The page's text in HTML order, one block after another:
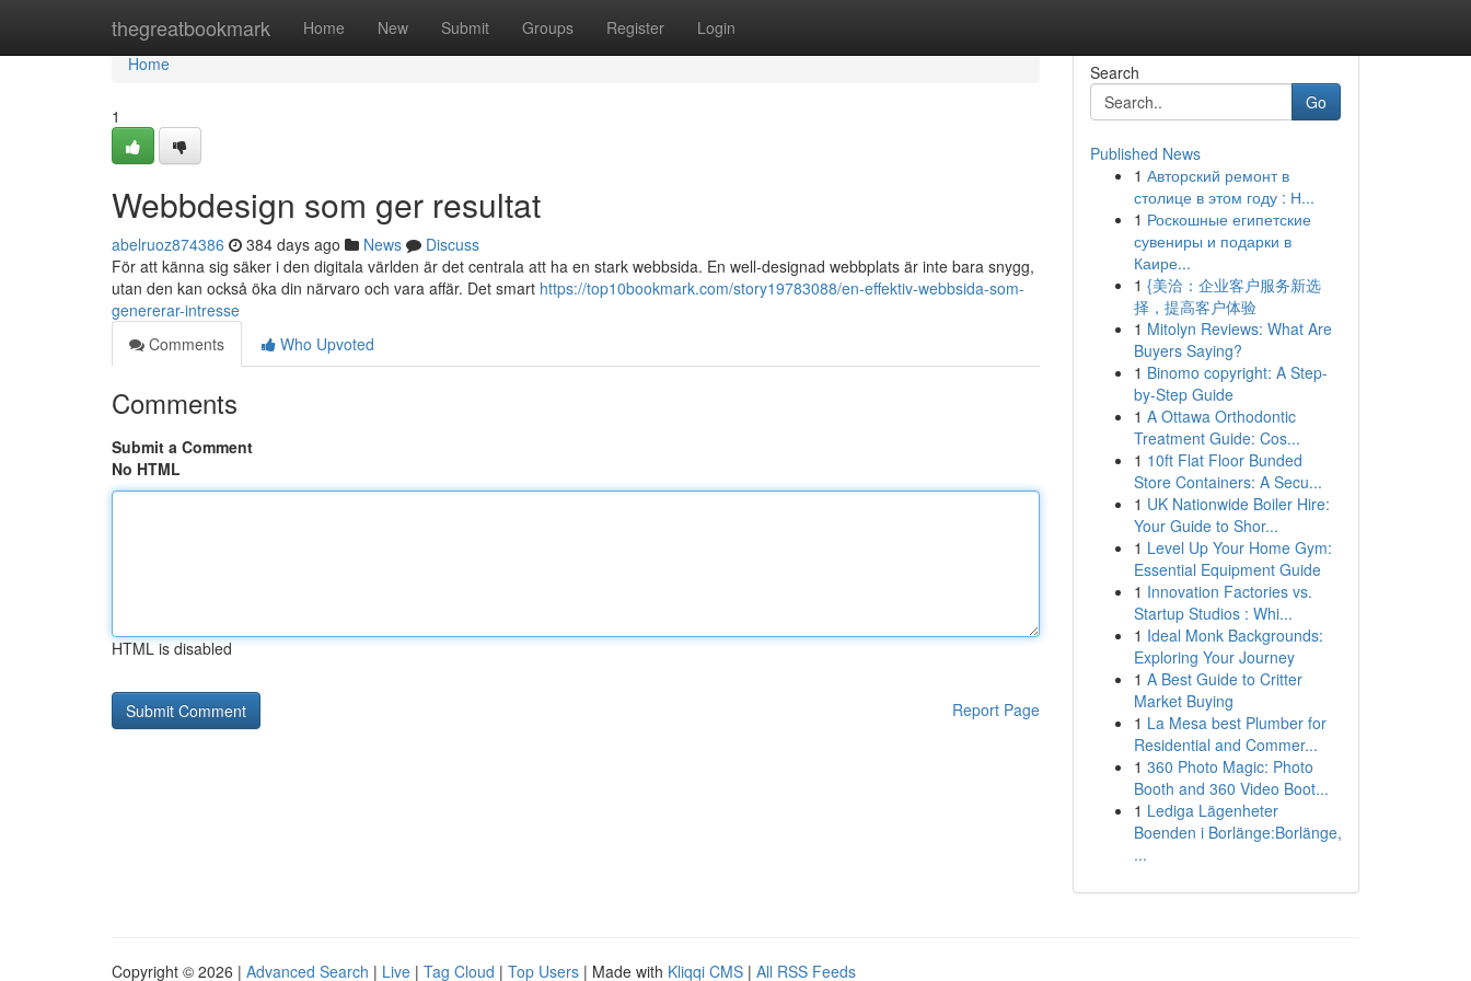
thegreatbookmark Home New Submit Groups Register Login
Home
Home
1
Webbdesign som ger resultat
abelruoz874386 384 days ago News
Discuss
För att känna sig säker i den digitala världen är det centrala att ha en stark webbsida. En well-designad webbplats är inte bara snygg,
utan den kan också öka din närvaro och vara affär. Det smart https://top10bookmark.com/story19783088/en-effektiv-webbsida-som-
genererar-intresse
Comments
Who Upvoted
Comments
Submit a Comment
No HTML
HTML is disabled
Report Page
Search
Go
Published News
1 Авторский ремонт в
столице в этом году : Н...
1 Роскошные египетские
сувениры и подарки в
Каире...
1 {美洽：企业客户服务新选
择，提高客户体验
1 Mitolyn Reviews: What Are
Buyers Saying?
1 Binomo copyright: A Step-
by-Step Guide
1 A Ottawa Orthodontic
Treatment Guide: Cos...
1 10ft Flat Floor Bunded
Store Containers: A Secu...
1 UK Nationwide Boiler Hire:
Your Guide to Shor...
1 Level Up Your Home Gym:
Essential Equipment Guide
1 Innovation Factories vs.
Startup Studios : Whi...
1 Ideal Monk Backgrounds:
Exploring Your Journey
1 A Best Guide to Critter
Market Buying
1 La Mesa best Plumber for
Residential and Commer...
1 360 Photo Magic: Photo
Booth and 360 Video Boot...
1 Lediga Lägenheter
Boenden i Borlänge:Borlänge,
...
Copyright © 2026 | Advanced Search | Live | Tag Cloud | Top Users | Made with Kliqqi CMS | All RSS Feeds